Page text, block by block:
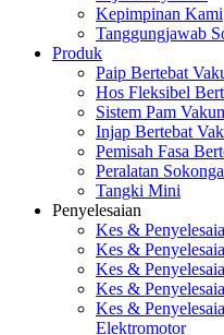
Kepimpinan Kami
Tanggungjawab
Produk
Paip Bertebat
Hos Fleksibel
Sistem Pam
Injap Bertebat
Pemisah Fasa
Peralatan
Tangki Mini
Penyelesaian
Kes &
Kes &
Kes &
Kes &
Kes &
Elektromotor